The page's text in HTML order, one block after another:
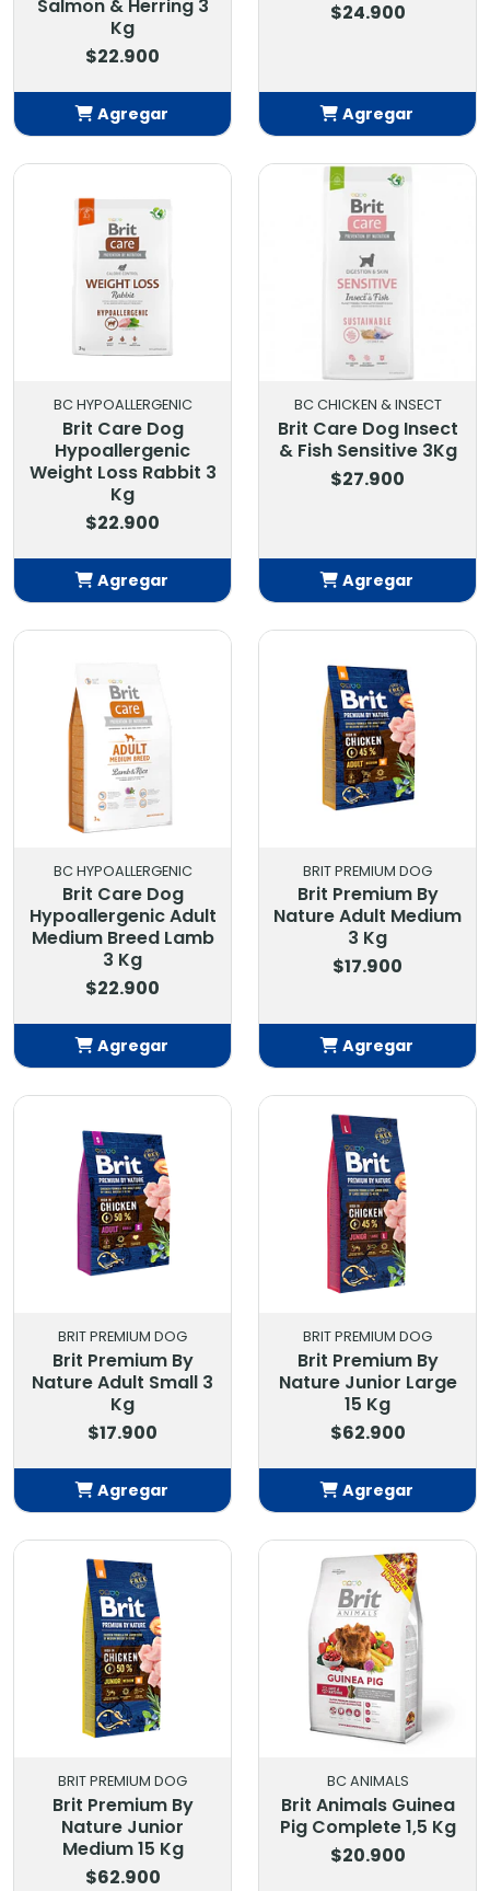
Salmon & Herring 3
Kg
$22.900
Agregar
Añadido
$24.900
Agregar
Añadido
BC HYPOALLERGENIC
Brit Care Dog
Hypoallergenic
Weight Loss Rabbit 3
Kg
$22.900
Agregar
BC CHICKEN & INSECT
Brit Care Dog Insect
& Fish Sensitive 3Kg
$27.900
Agregar
BC HYPOALLERGENIC
Brit Care Dog
Hypoallergenic Adult
Medium Breed Lamb
3 Kg
$22.900
Agregar
Añadido
BRIT PREMIUM DOG
Brit Premium By
Nature Adult Medium
3 Kg
$17.900
Agregar
Añadido
BRIT PREMIUM DOG
Brit Premium By
Nature Adult Small 3
Kg
$17.900
Agregar
BRIT PREMIUM DOG
Brit Premium By
Nature Junior Large
15 Kg
$62.900
Agregar
BRIT PREMIUM DOG
Brit Premium By
Nature Junior
Medium 15 Kg
$62.900
BC ANIMALS
Brit Animals Guinea
Pig Complete 1,5 Kg
$20.900